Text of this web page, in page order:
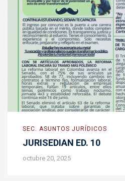
SEC. ASUNTOS JURÍDICOS
JURISEDIAN ED. 10
octubre 20, 2025